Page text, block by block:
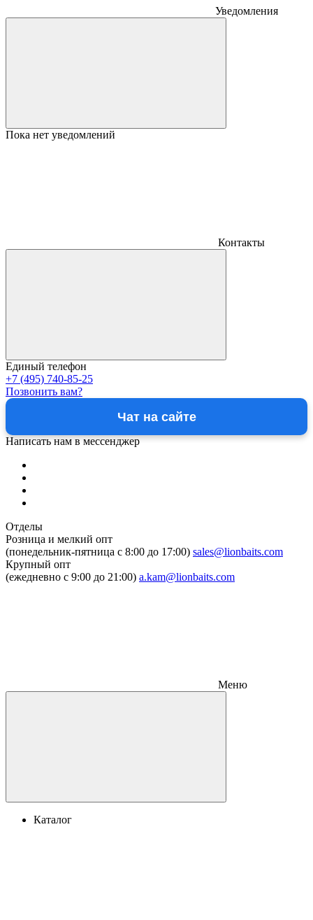
Уведомления
Пока нет уведомлений
Контакты
Единый телефон
+7 (495) 740-85-25
Позвонить вам?
Чат на сайте
Написать нам в мессенджер
Отделы
Розница и мелкий опт
(понедельник-пятница c 8:00 до 17:00) sales@lionbaits.com
Крупный опт
(ежедневно с 9:00 до 21:00) a.kam@lionbaits.com
Меню
Каталог